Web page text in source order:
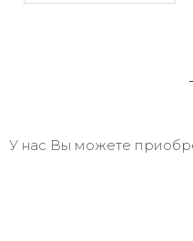
У нас Вы можете